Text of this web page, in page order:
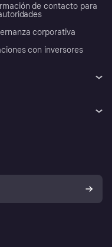
de contacto para
corporativa
con inversores